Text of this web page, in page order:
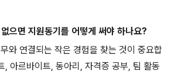
으면 지원동기를 어떻게 써야 하나요?
와 연결되는 작은 경험을 찾는 것이 중요합
, 아르바이트, 동아리, 자격증 공부, 팀 활동